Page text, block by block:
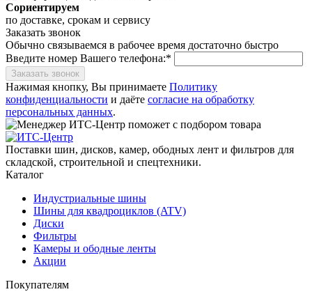
Сориентируем
по доставке, срокам и сервису
Заказать звонок
Обычно связываемся в рабочее время достаточно быстро
Введите номер Вашего телефона:*
Заказать звонок
Нажимая кнопку, Вы принимаете Политику
конфиденциальности и даёте согласие на обработку
персональных данных.
Поставки шин, дисков, камер, ободных лент и фильтров для
складской, строительной и спецтехники.
Каталог
Индустриальные шины
Шины для квадроциклов (ATV)
Диски
Фильтры
Камеры и ободные ленты
Акции
Покупателям